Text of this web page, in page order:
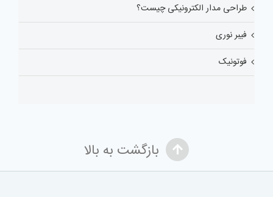
طراحی مدار الکترونیکی چیست؟
فیبر نوری
فوتونیک
بازگشت به بالا